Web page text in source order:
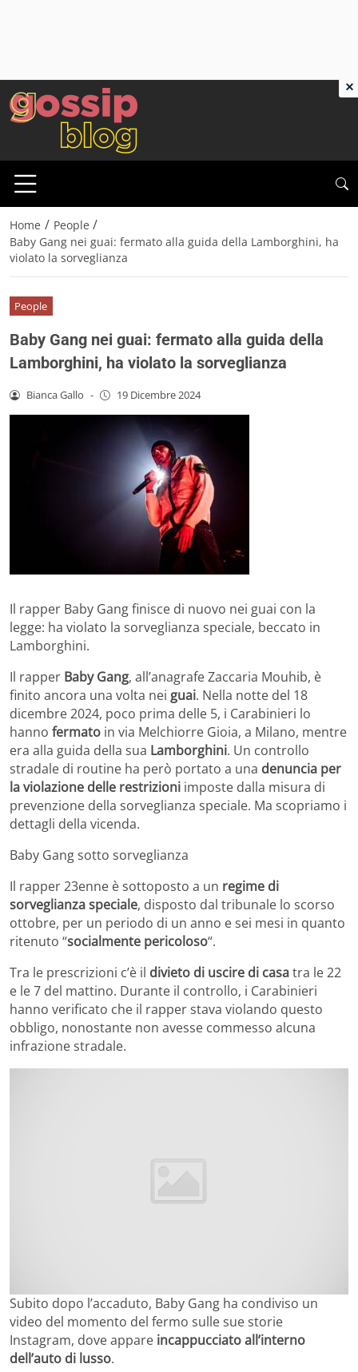
Home / People /
Baby Gang nei guai: fermato alla guida della Lamborghini, ha
violato la sorveglianza
People
Baby Gang nei guai: fermato alla guida della
Lamborghini, ha violato la sorveglianza
Bianca Gallo - 19 Dicembre 2024
Il rapper Baby Gang finisce di nuovo nei guai con la
legge: ha violato la sorveglianza speciale, beccato in
Lamborghini.
Il rapper Baby Gang, all’anagrafe Zaccaria Mouhib, è
finito ancora una volta nei guai. Nella notte del 18
dicembre 2024, poco prima delle 5, i Carabinieri lo
hanno fermato in via Melchiorre Gioia, a Milano, mentre
era alla guida della sua Lamborghini. Un controllo
stradale di routine ha però portato a una denuncia per
la violazione delle restrizioni imposte dalla misura di
prevenzione della sorveglianza speciale. Ma scopriamo i
dettagli della vicenda.
Baby Gang sotto sorveglianza
Il rapper 23enne è sottoposto a un regime di
sorveglianza speciale, disposto dal tribunale lo scorso
ottobre, per un periodo di un anno e sei mesi in quanto
ritenuto “socialmente pericoloso“.
Tra le prescrizioni c’è il divieto di uscire di casatra le 22
e le 7 del mattino. Durante il controllo, i Carabinieri
hanno verificato che il rapper stava violando questo
obbligo, nonostante non avesse commesso alcuna
infrazione stradale.
Subito dopo l’accaduto, Baby Gang ha condiviso un
video del momento del fermo sulle sue storie
Instagram, dove appare incappucciato all’interno
dell’auto di lusso.
×